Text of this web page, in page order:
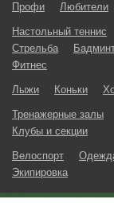
Профи Любители
Настольный теннис
Стрельба
Фитнес
Лыжи Коньки
Тренажерные залы
Клубы и секции
Велоспорт
Экипировка